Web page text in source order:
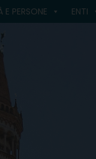
PERSONE ENTI